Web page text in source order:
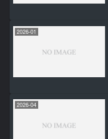
2026-01
2026-04